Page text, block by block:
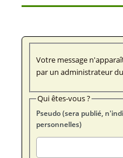
Votre message
par un administrateur
Qui êtes-vous ?
Pseudo (sera publié,
personnelles)